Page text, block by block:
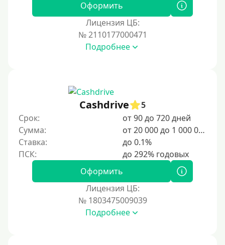
Оформить
Лицензия ЦБ:
№ 2110177000471
Подробнее
Cashdrive
5
Срок:
от 90 до 720 дней
Сумма:
от 20 000 до 1 000 000 ₽
Ставка:
до 0.1%
Оформить
Лицензия ЦБ:
№ 1803475009039
Подробнее